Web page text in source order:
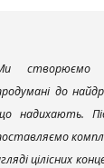
створюємо
до
надихають.
цілісних